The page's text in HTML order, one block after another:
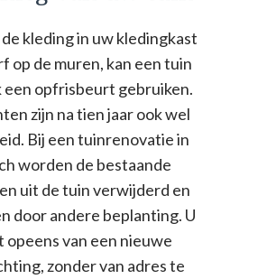
kleding in uw kledingkast
op de muren, kan een tuin
een opfrisbeurt gebruiken.
zijn na tien jaar ook wel
Bij een tuinrenovatie in
worden de bestaande
uit de tuin verwijderd en
door andere beplanting. U
opeens van een nieuwe
zonder van adres te